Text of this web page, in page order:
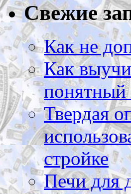
Свежие
Как не
Как
понятный
Твердая
стройке
Печи для